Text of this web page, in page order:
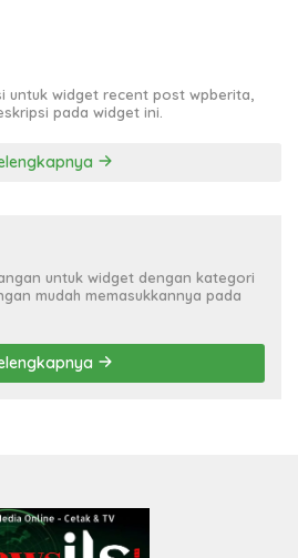
untuk widget recent post wpberita,
pada widget ini.
untuk widget dengan kategori
mudah memasukkannya pada